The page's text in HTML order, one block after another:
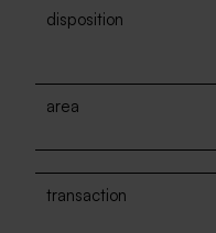
disposition
area
transaction